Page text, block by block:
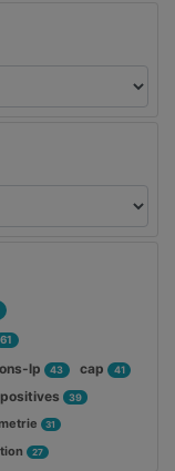
61
lp 43 cap 41
39
31
27